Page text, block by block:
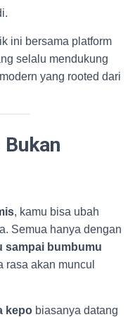
ini bersama platform
selalu mendukung
yang rooted dari
, kamu bisa ubah
Semua hanya dengan
sampai bumbumu
rasa akan muncul
kepo biasanya datang